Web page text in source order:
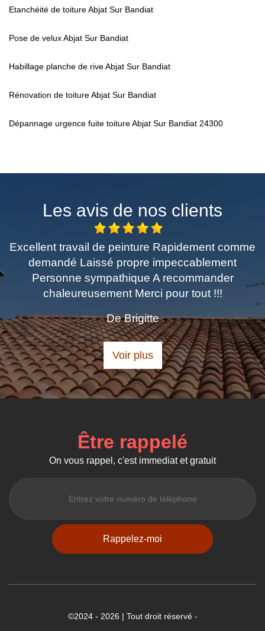
Etanchéité de toiture Abjat Sur Bandiat
Pose de velux Abjat Sur Bandiat
Habillage planche de rive Abjat Sur Bandiat
Rénovation de toiture Abjat Sur Bandiat
Dépannage urgence fuite toiture Abjat Sur Bandiat 24300
Les avis de nos clients
comme
Très professionnel.travail très
recommande pour vos travaux
De Lou
Voir plus
Être rappelé
On vous rappel, c'est immediat et gratuit
©2024 - 2026 | Tout droit réservé -